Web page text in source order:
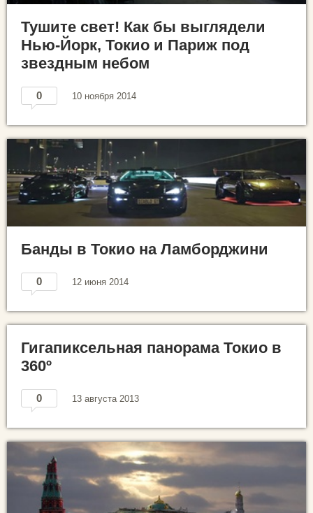
Тушите свет! Как бы выглядели
Нью-Йорк, Токио и Париж под
звездным небом
0 10 ноября 2014
Банды в Токио на Ламборджини
0 12 июня 2014
Гигапиксельная панорама Токио в
360º
0 13 августа 2013